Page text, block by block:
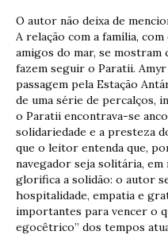
O autor não deixa de
A relação com a família,
amigos do mar, se mostram
fazem seguir o Paratii.
passagem pela Estação
de uma série de percalços,
o Paratii encontrava-se
solidariedade e a presteza
que o leitor entenda que,
navegador seja solitária,
glorifica a solidão: o autor
hospitalidade, empatia e
importantes para vencer o
egocêtrico” dos tempos